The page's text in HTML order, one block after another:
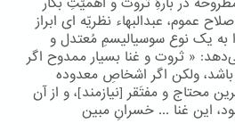
عموم، عبدالبهاء نظریّه ای ابراز
به یک نوع سوسیالیسمِ مُعتدل و
« ثروت و غنا بسیار ممدوح اگر
ولکن اگر اشخاصِ معدوده
محتاج و مفتَقر [نیازمند]، و از آن
این غنا ... خسرانِ مبین